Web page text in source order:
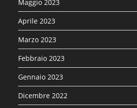
Maggio 2023
Aprile 2023
Marzo 2023
Febbraio 2023
Gennaio 2023
Dicembre 2022